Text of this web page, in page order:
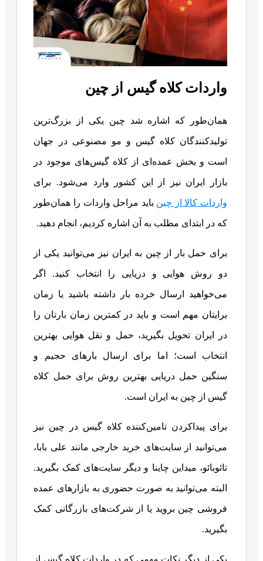
واردات کلاه گیس از چین
همان‌طور که اشاره شد چین یکی از بزرگ‌ترین
تولیدکنندگان کلاه گیس و مو مصنوعی در جهان
است و بخش عمده‌ای از کلاه‌ گیس‌های موجود در
بازار ایران نیز از این کشور وارد می‌شود. برای
واردات کالا از چین باید مراحل واردات را همان‌طور
که در ابتدای مطلب به آن اشاره کردیم، انجام دهید.
برای حمل بار از چین به ایران نیز می‌توانید یکی از
دو روش هوایی و دریایی را انتخاب کنید. اگر
می‌خواهید ارسال خرده بار داشته باشید یا زمان
برایتان مهم است و باید در کمترین زمان بارتان را
در ایران تحویل بگیرید، حمل و نقل هوایی بهترین
انتخاب است؛ اما برای ارسال بارهای حجیم و
سنگین حمل دریایی بهترین روش برای حمل کلاه
گیس از چین به ایران است.
برای پیداکردن تامین‌کننده کلاه گیس در چین نیز
می‌توانید از سایت‌های خرید خارجی مانند علی بابا،
تائوبائو، میداین چاینا و دیگر سایت‌های کمک بگیرید.
البته می‌توانید به صورت حضوری به بازارهای عمده
فروشی چین بروید یا از شرکت‌های بازرگانی کمک
بگیرید.
یکی از دیگر نکات مهمی که در واردات کلاه گیس از